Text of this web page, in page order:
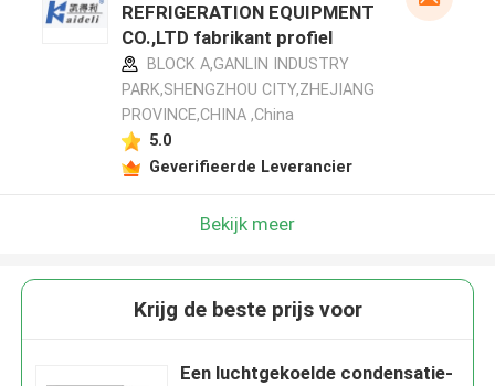
REFRIGERATION EQUIPMENT
CO.,LTD fabrikant profiel
BLOCK A,GANLIN INDUSTRY
PARK,SHENGZHOU CITY,ZHEJIANG
PROVINCE,CHINA ,China
5.0
Geverifieerde Leverancier
Bekijk meer
Krijg de beste prijs voor
Een luchtgekoelde condensatie-